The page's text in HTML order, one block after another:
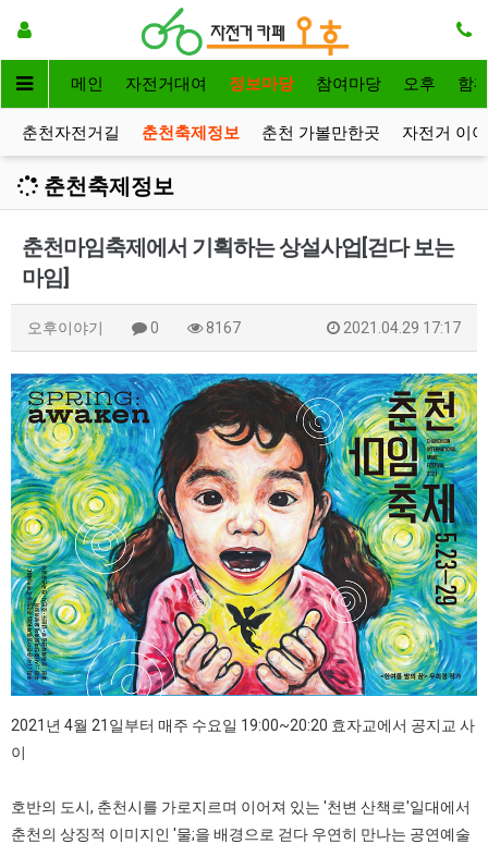
메인 자전거대여 정보마당 참여마당 오후 함
춘천자전거길 춘천축제정보 춘천 가볼만한곳 자전거 이
춘천축제정보
춘천마임축제에서 기획하는 상설사업[걷다 보는
마임]
오후이야기 0 8167 2021.04.29 17:17
2021년 4월 21일부터 매주 수요일 19:00~20:20 효자교에서 공지교 사
이
호반의 도시, 춘천시를 가로지르며 이어져 있는 '천변 산책로'일대에서
춘천의 상징적 이미지인 '물;을 배경으로 걷다 우연히 만나는 공연예술